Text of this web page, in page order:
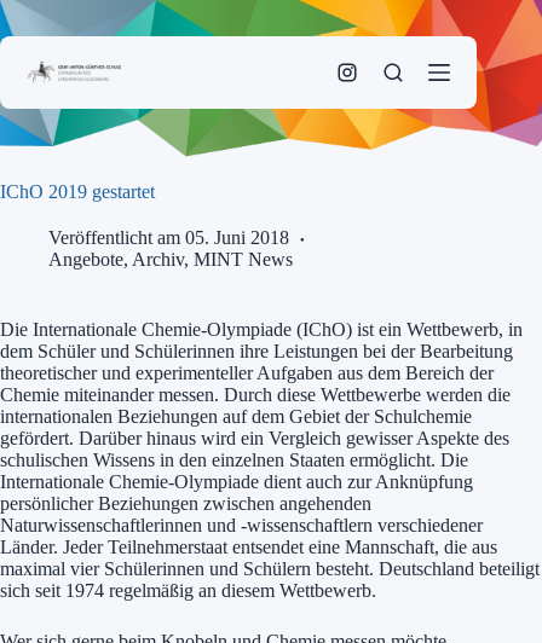
Zum
Inhalt
IChO 2019 gestartet
Veröffentlicht am 05. Juni 2018
Angebote, Archiv, MINT News
Die Internationale Chemie-Olympiade (IChO) ist ein Wettbewerb, in
dem Schüler und Schülerinnen ihre Leistungen bei der Bearbeitung
theoretischer und experimenteller Aufgaben aus dem Bereich der
Chemie miteinander messen. Durch diese Wettbewerbe werden die
internationalen Beziehungen auf dem Gebiet der Schulchemie
gefördert. Darüber hinaus wird ein Vergleich gewisser Aspekte des
schulischen Wissens in den einzelnen Staaten ermöglicht. Die
Internationale Chemie-Olympiade dient auch zur Anknüpfung
persönlicher Beziehungen zwischen angehenden
Naturwissenschaftlerinnen und -wissenschaftlern verschiedener
Länder. Jeder Teilnehmerstaat entsendet eine Mannschaft, die aus
maximal vier Schülerinnen und Schülern besteht. Deutschland beteiligt
sich seit 1974 regelmäßig an diesem Wettbewerb.